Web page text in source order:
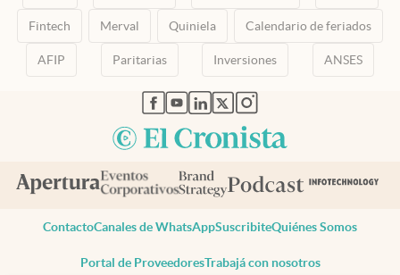
Fintech Merval Quiniela Calendario de feriados
AFIP Paritarias Inversiones ANSES
abre en nueva pestaña
abre en nueva pestaña
abre en nueva pestaña
abre en nueva pestaña
abre en nueva pestaña
ContactoCanales de WhatsAppSuscribiteQuiénes Somos
Portal de ProveedoresTrabajá con nosotros